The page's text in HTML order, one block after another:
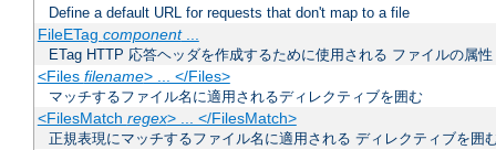
Define a default URL for requests that don't map to a file
FileETag component...
ETag HTTP 応答ヘッダを作成するために使用される ファイルの属性
<Files filename> ... </Files>
マッチするファイル名に適用されるディレクティブを囲む
<FilesMatch regex> ... </FilesMatch>
正規表現にマッチするファイル名に適用される ディレクティブを囲